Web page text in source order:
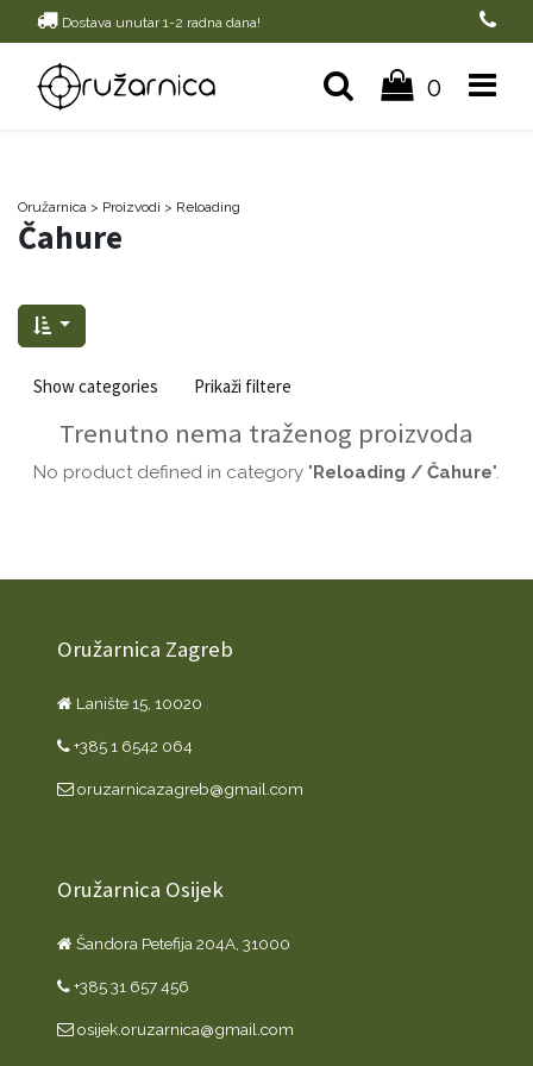
Dostava unutar 1-2 radna dana!
0
Oružarnica > Proizvodi > Reloading
Čahure
Show categories Prikaži filtere
Trenutno nema traženog proizvoda
No product defined in category "Reloading / Čahure".
Oružarnica Zagreb
Lanište 15, 10020
+385 1 6542 064
oruzarnicazagreb@gmail.com
Oružarnica Osijek
Šandora Petefija 204A, 31000
+385 31 657 456
osijek.oruzarnica@gmail.com